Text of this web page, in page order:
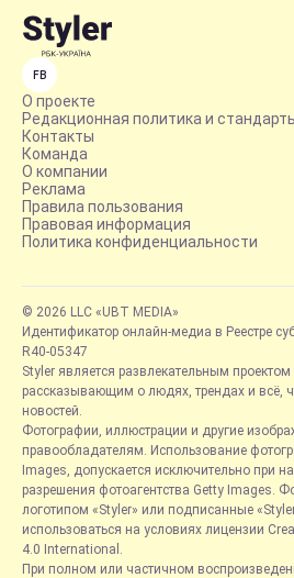
FB
О проекте
Редакционная политика и
Контакты
Команда
О компании
Реклама
Правила пользования
Правовая информация
Политика конфиденциальности
© 2026 LLC «UBT MEDIA»
Идентификатор онлайн-медиа в Реестре
R40-05347
Styler является развлекательным
рассказывающим о людях, трендах и всё,
новостей.
Фотографии, иллюстрации и другие
правообладателям. Использование
Images, допускается исключительно при
разрешения фотоагентства Getty Images.
логотипом «Styler» или подписанные
использоваться на условиях лицензии
4.0 International.
При полном или частичном